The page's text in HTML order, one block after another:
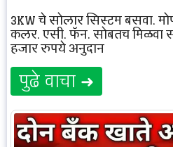
3KW चे सोलार सिस्टम बसवा,
कुलर, एसी, फॅन. सोबतच मिळवा
हजार रुपये अनुदान
पुढे वाचा ➜